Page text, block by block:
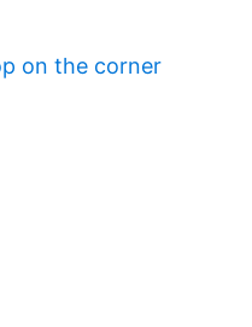
on the corner